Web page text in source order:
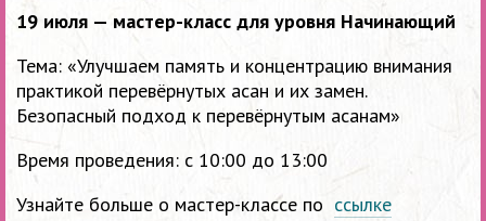
19 июля — мастер-класс для уровня Начинающий
Тема: «Улучшаем память и концентрацию внимания
практикой перевёрнутых асан и их замен.
Безопасный подход к перевёрнутым асанам»
Время проведения: с 10:00 до 13:00
Узнайте больше о мастер-классе по ссылке